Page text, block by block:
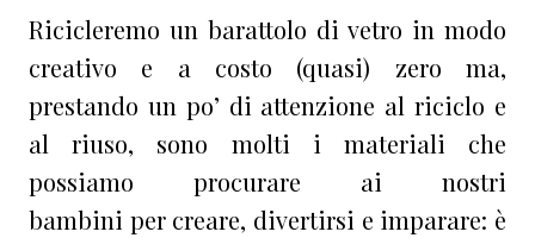
Ricicleremo un barattolo di vetro in modo
creativo e a costo (quasi) zero ma,
prestando un po’ di attenzione al riciclo e
al riuso, sono molti i materiali che
possiamo procurare ai nostri
bambini per creare, divertirsi e imparare: è